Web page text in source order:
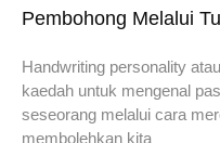
Pembohong Melalui
Handwriting personality
kaedah untuk mengenal
seseorang melalui cara
membolehkan kita